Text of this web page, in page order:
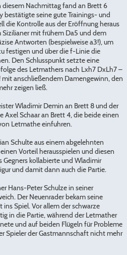
diesem Nachmittag fand an Brett 6
bestätigte seine gute Trainings- und
die Kontrolle aus der Eröffnung heraus
Sizilianer mit frühem Da5 und dem
Antworten (bespielweise a3!), um
festigen und über die f-Linie die
Den Schlusspunkt setzte eine
des Letmathers nach Lxh7 DxLh7 –
mit anschließendem Damengewinn, den
zeigen ließ.
Wladimir Demin an Brett 8 und der
Schaar an Brett 4, die beide einen
Letmathe einfuhren.
Schulte aus einem abgelehnten
Vorteil herausspielen und diesen
Gegners kollabierte und Wladimir
und damit dann auch die Partie.
Hans-Peter Schulze in seiner
Der Neuenrader bekam seine
Spiel. Vor allem der schwarze
in die Partie, während der Letmather
und auf beiden Flügeln für Probleme
Spieler der Gastmannschaft nicht mehr